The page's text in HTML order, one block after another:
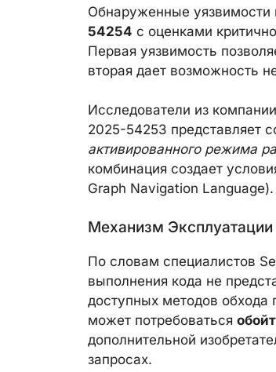
Обнаруженные уязвимости
54254 с оценками
Первая уязвимость
вторая дает возможность
Исследователи из
2025-54253 представляет
активированного режима
комбинация создает
Graph Navigation Language).
Механизм
По словам специалистов
выполнения кода не
доступных методов
может потребоваться
дополнительной
запросах.